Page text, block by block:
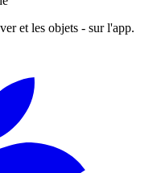
et les objets - sur l'app.